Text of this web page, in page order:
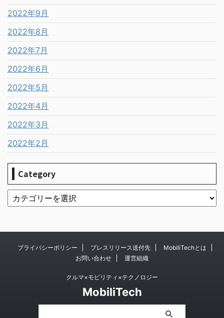
2022年9月
2022年8月
2022年7月
2022年6月
2022年5月
2022年4月
2022年3月
2022年2月
Category
プライバシーポリシー プレスリリース送付先
MobiliTechとは
お問い合わせ
運営組織
クルマ×モビリティ×テクノロジー
MobiliTech